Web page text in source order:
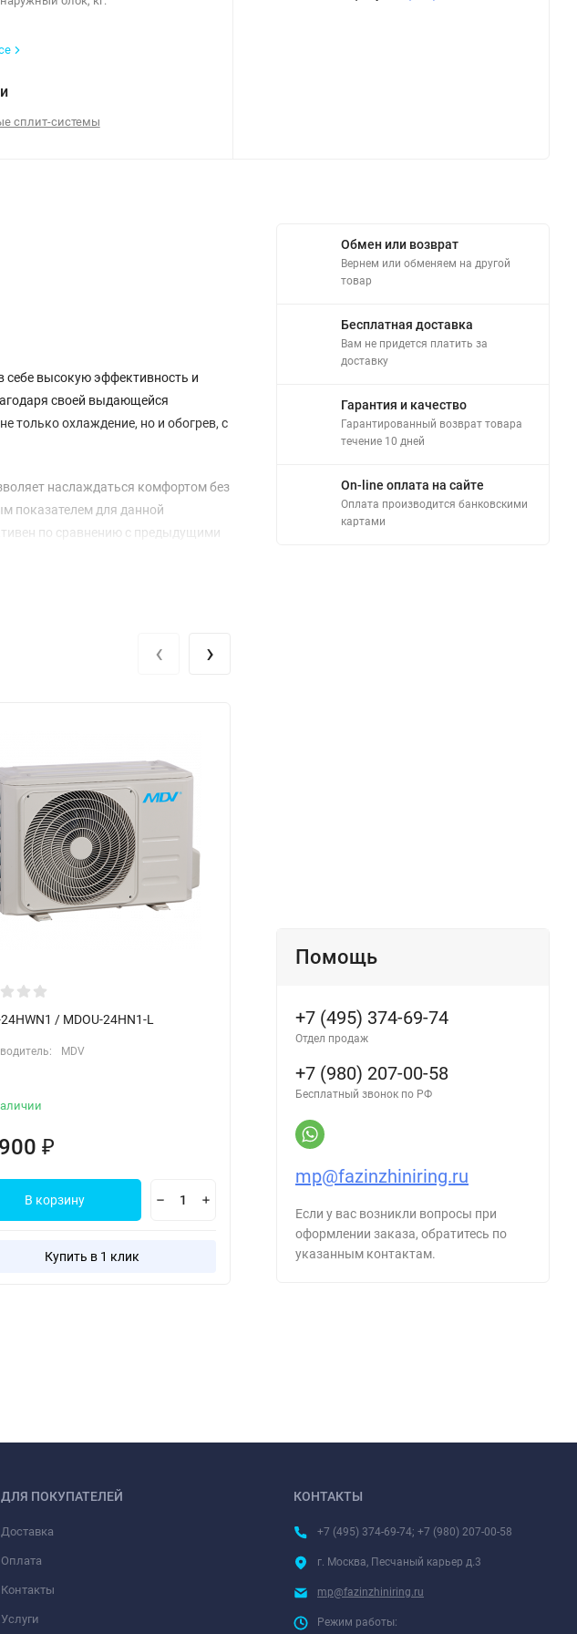
сплит-системы
себе высокую эффективность и
своей выдающейся
только охлаждение, но и обогрев, с
наслаждаться комфортом без
показателем для данной
по сравнению с предыдущими
ее универсальным решением для
современные технологии.
/ MDOU-24HN1-L
MDV
₽
В корзину
Купить в 1 клик
MDSA-30HRN1 / MDOA-30HN1
108 600
Купить в 1 клик
‹ ›
Обмен или возврат
Вернем или обменяем на другой
товар
Бесплатная доставка
Вам не придется платить за
доставку
Гарантия и качество
Гарантированный возврат товара
течение 10 дней
On-line оплата на сайте
Оплата производится банковскими
картами
+7 (495) 374-69-74
Отдел продаж
+7 (980) 207-00-58
ДЛЯ ПОКУПАТЕЛЕЙ
Доставка
Оплата
Контакты
КОНТАКТЫ
+7 (495) 374-69-74; +7 (980) 207-00-58
г. Москва, Песчаный карьер д.3
mp@fazinzhiniring.ru